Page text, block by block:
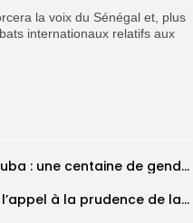
la voix du Sénégal et, plus
internationaux relatifs aux
Grand Magal de Touba : une centaine de gendarmes mobilisés sur les...
Magal de Touba : l’appel à la prudence de la Police sur...